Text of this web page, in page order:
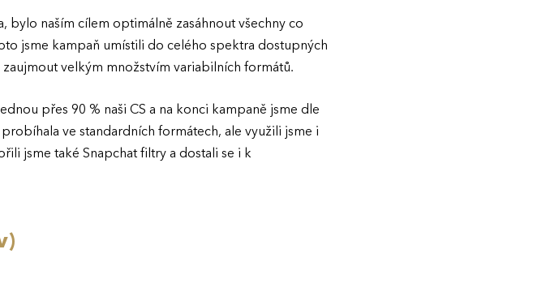
bylo naším cílem optimálně zasáhnout všechny co
jsme kampaň umístili do celého spektra dostupných
velkým množstvím variabilních formátů.
přes 90 % naši CS a na konci kampaně jsme dle
ve standardních formátech, ale využili jsme i
jsme také Snapchat filtry a dostali se i k